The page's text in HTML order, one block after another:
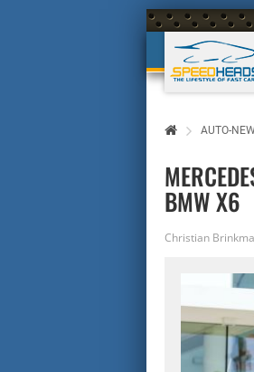
AUTO-
BMW X6
Christian